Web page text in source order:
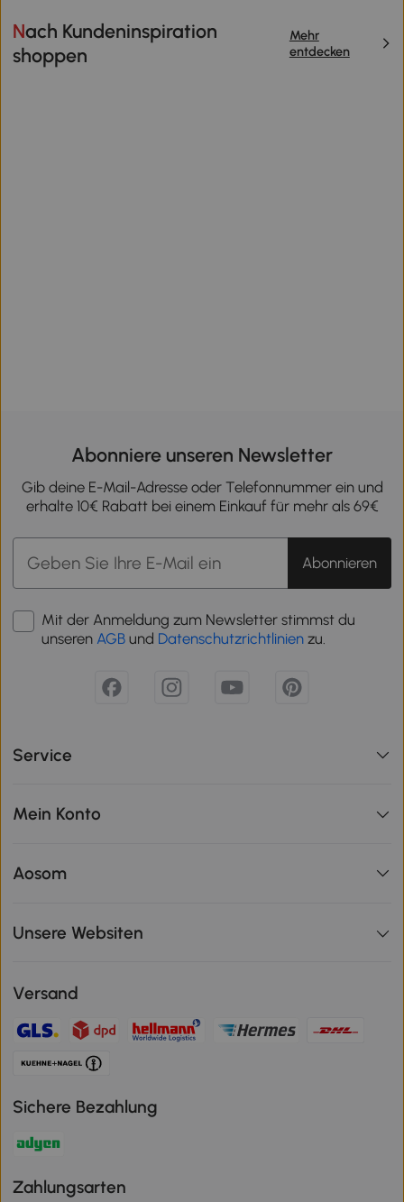
Nach Kundeninspiration
shoppen
Mehr
entdecken
Abonniere unseren Newsletter
Gib deine E-Mail-Adresse oder Telefonnummer ein und
erhalte 10€ Rabatt bei einem Einkauf für mehr als 69€
Abonnieren
Mit der Anmeldung zum Newsletter stimmst du
unseren AGB und Datenschutzrichtlinien zu.
Service
Mein Konto
Aosom
Unsere Websiten
Versand
Sichere Bezahlung
Zahlungsarten